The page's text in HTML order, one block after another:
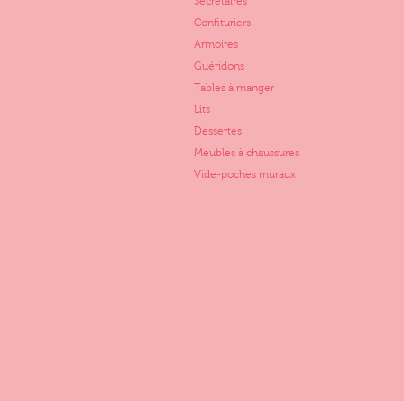
Confituriers
Armoires
Guéridons
Tables à manger
Lits
Dessertes
Meubles à chaussures
Vide-poches muraux